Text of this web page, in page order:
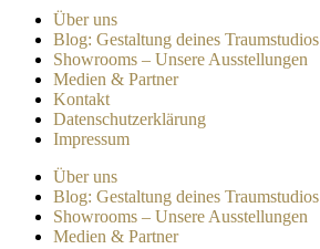
Über uns
Blog: Gestaltung deines Traumstudios
Showrooms – Unsere Ausstellungen
Medien & Partner
Kontakt
Datenschutzerklärung
Impressum
Über uns
Blog: Gestaltung deines Traumstudios
Showrooms – Unsere Ausstellungen
Medien & Partner